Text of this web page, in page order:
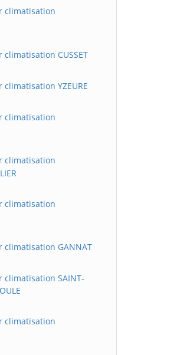
climatisation
CUSSET
YZEURE
climatisation
climatisation
climatisation
climatisation GANNAT
climatisation SAINT-
climatisation